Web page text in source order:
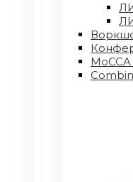
MoCCA